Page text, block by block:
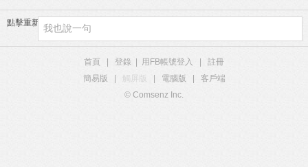
點擊重新加載
首頁 登錄 用FB帳號登入
註冊
簡易版
觸屏版 電腦版
客戶端
© Comsenz Inc.